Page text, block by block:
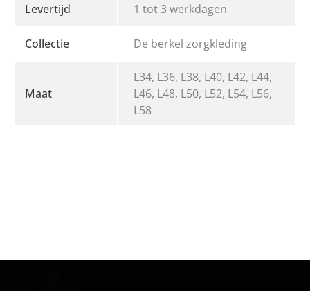
Levertijd 1 tot 3 werkdagen
Collectie De berkel zorgkleding
Maat
L34, L36, L38, L40, L42, L44,
L46, L48, L50, L52, L54, L56,
L58